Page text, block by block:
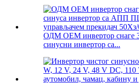
ОДМ ОЕМ инвертор снаге
синусни инвертор са...